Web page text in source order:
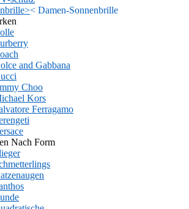
>< Damen-Sonnenbrille
and Gabbana
Choo
Kors
Ferragamo
Nach Form